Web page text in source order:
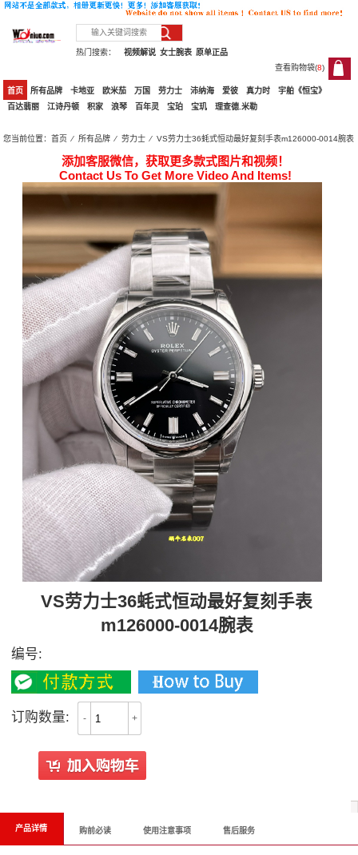
热门搜索： 原单正品
女士腕表
视频解说
查看购物袋(8)
8
首页 所有品牌 卡地亚 欧米茄 万国 劳力士 沛纳海 爱彼 真力时
宇舶《恒宝》
百达翡丽
江诗丹顿 积家 浪琴 百年灵 宝珀 宝玑 理查德.米勒
您当前位置：首页 ⁄所有品牌 ⁄劳力士 ⁄ VS劳力士36蚝式恒动最好复刻手表m126000-0014腕表
添加客服微信，获取更多款式图片和视频！
Contact Us To Get More Video And Items!
VS劳力士36蚝式恒动最好复刻手表
m126000-0014腕表
编号:
订购数量: - +
产品详情 购前必读 使用注意事项 售后服务